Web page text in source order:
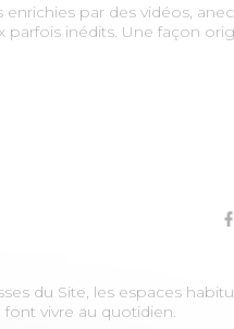
par des vidéos,
parfois inédits. Une façon
du Site, les espaces
vivre au quotidien.